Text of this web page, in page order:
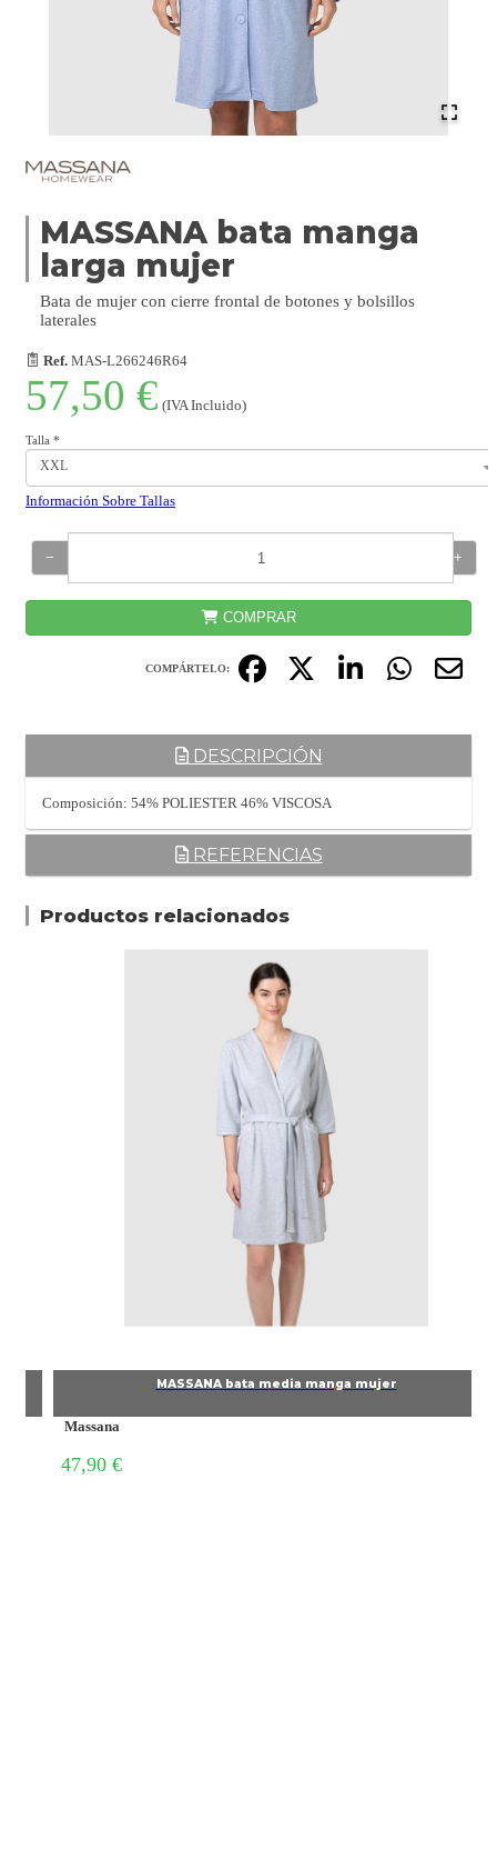
MASSANA bata manga
larga mujer
Bata de mujer con cierre frontal de botones y bolsillos
laterales
Ref. MAS-L266246R64
57,50 € (IVA Incluido)
Talla *
XXL
Información Sobre Tallas
− +
COMPRAR
COMPÁRTELO:
DESCRIPCIÓN
Composición: 54% POLIESTER 46% VISCOSA
REFERENCIAS
Productos relacionados
MASSANA bata media manga mujer
Massana
47,90 €